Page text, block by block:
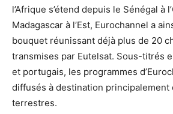
l’Afrique s’étend depuis le Sénégal à
Madagascar à l’Est, Eurochannel a
bouquet réunissant déjà plus de 20
transmises par Eutelsat. Sous-titrés
et portugais, les programmes
diffusés à destination principalement
terrestres.